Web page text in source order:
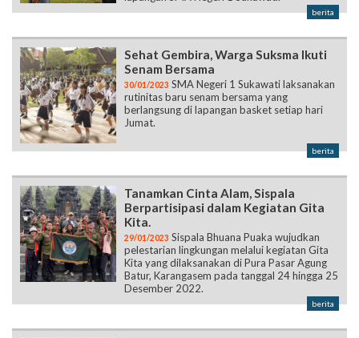
berita
Sehat Gembira, Warga Suksma Ikuti
Senam Bersama
30/01/2023 SMA Negeri 1 Sukawati laksanakan
rutinitas baru senam bersama yang
berlangsung di lapangan basket setiap hari
Jumat.
berita
Tanamkan Cinta Alam, Sispala
Berpartisipasi dalam Kegiatan Gita
Kita.
29/01/2023 Sispala Bhuana Puaka wujudkan
pelestarian lingkungan melalui kegiatan Gita
Kita yang dilaksanakan di Pura Pasar Agung
Batur, Karangasem pada tanggal 24 hingga 25
Desember 2022.
berita